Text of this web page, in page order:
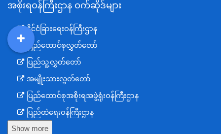
အစိုးရဝန်ကြီးဌာန ဝက်ဆိုဒ်များ
နိုင်ငံခြားရေးဝန်ကြီးဌာန
ပြည်ထောင်စုလွှတ်တော်
ပြည်သူ့လွှတ်တော်
အမျိုးသားလွှတ်တော်
ပြည်ထောင်စုအစိုးရအဖွဲ့ရုံးဝန်ကြီးဌာန
ပြည်ထဲရေးဝန်ကြီးဌာန
ကာကွယ်ရေးဝန်ကြီးဌာန
Show more
DDM